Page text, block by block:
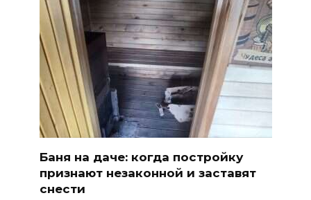
Баня на даче: когда постройку
признают незаконной и заставят
снести